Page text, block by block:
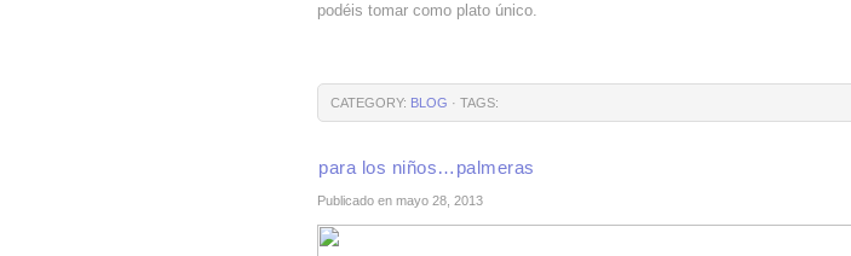
podéis tomar como plato único.
CATEGORY: BLOG · TAGS:
para los niños…palmeras
Publicado en mayo 28, 2013